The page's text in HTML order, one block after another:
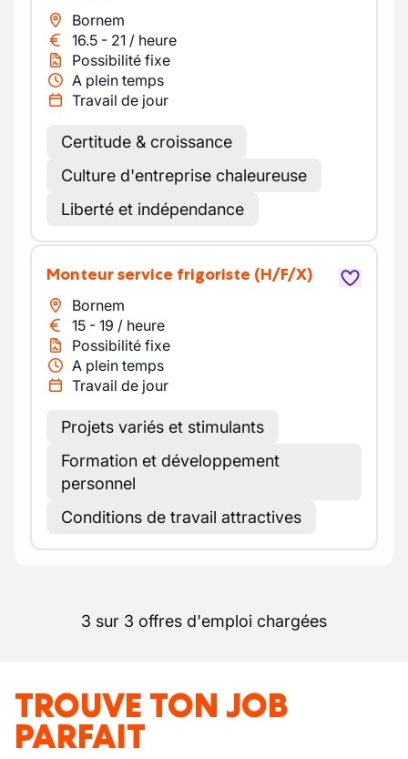
Bornem
16.5 - 21 / heure
Possibilité fixe
A plein temps
Travail de jour
Certitude & croissance
Culture d'entreprise chaleureuse
Liberté et indépendance
Monteur service frigoriste (H/F/X)
Bornem
15 - 19 / heure
Possibilité fixe
A plein temps
Travail de jour
Projets variés et stimulants
Formation et développement
personnel
Conditions de travail attractives
3 sur 3 offres d'emploi chargées
TROUVE TON JOB
PARFAIT